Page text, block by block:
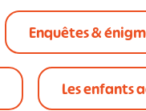
Enquêtes &
Les enfants